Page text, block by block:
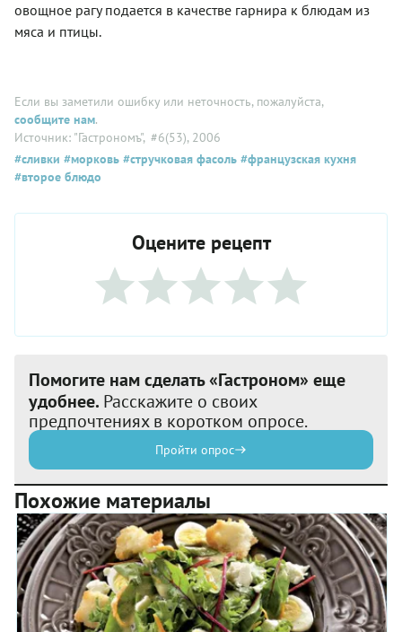
овощное рагу подается в качестве гарнира к блюдам из
мяса и птицы.
Если вы заметили ошибку или неточность, пожалуйста,
сообщите нам.
Источник: "Гастрономъ", #6(53), 2006
#сливки #морковь #стручковая фасоль #французская кухня
#второе блюдо
Оцените рецепт
Помогите нам сделать «Гастроном» еще
удобнее. Расскажите о своих
предпочтениях в коротком опросе.
Пройти опрос
Похожие материалы